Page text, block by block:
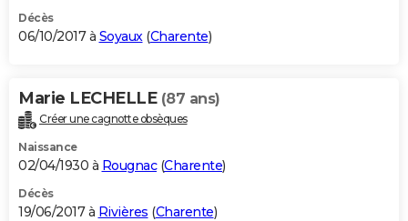
Décès
06/10/2017 à Soyaux(Charente)
Marie LECHELLE (87 ans)
Créer une cagnotte obsèques
Naissance
02/04/1930 à Rougnac(Charente)
Décès
19/06/2017 à Rivières (Charente)